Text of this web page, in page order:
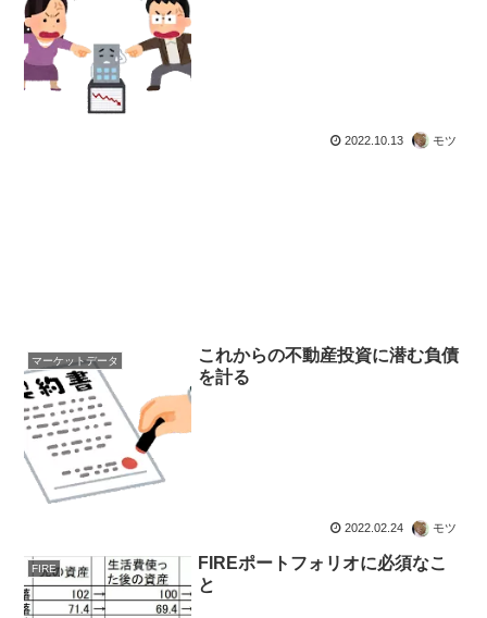
2022.10.13 モツ
マーケットデータ
これからの不動産投資に潜む負債
を計る
2022.02.24 モツ
FIRE
FIREポートフォリオに必須なこ
と